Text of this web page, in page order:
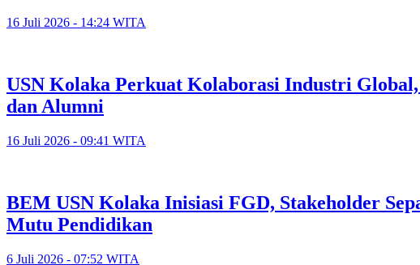
16 Juli 2026 - 14:24 WITA
USN Kolaka Perkuat Kolaborasi Industri
dan Alumni
16 Juli 2026 - 09:41 WITA
BEM USN Kolaka Inisiasi FGD, Stakeholder
Mutu Pendidikan
6 Juli 2026 - 07:52 WITA